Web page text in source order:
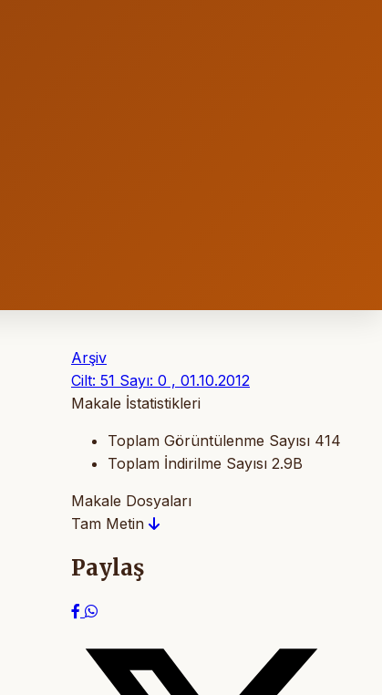
Arşiv
Cilt: 51 Sayı: 0 , 01.10.2012
Makale İstatistikleri
Toplam Görüntülenme Sayısı 414
Toplam İndirilme Sayısı 2.9B
Makale Dosyaları
Tam Metin
Paylaş